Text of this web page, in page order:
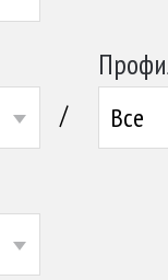
/ Все